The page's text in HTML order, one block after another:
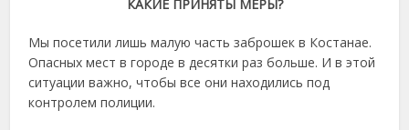
КАКИЕ ПРИНЯТЫ МЕРЫ?
Мы посетили лишь малую часть заброшек в Костанае.
Опасных мест в городе в десятки раз больше. И в этой
ситуации важно, чтобы все они находились под
контролем полиции.